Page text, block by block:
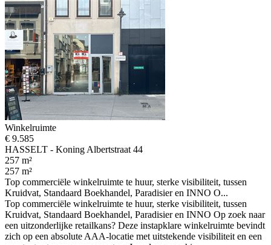
Winkelruimte
€ 9.585
HASSELT - Koning Albertstraat 44
257 m²
257 m²
Top commerciële winkelruimte te huur, sterke visibiliteit, tussen
Kruidvat, Standaard Boekhandel, Paradisier en INNO O...
Top commerciële winkelruimte te huur, sterke visibiliteit, tussen
Kruidvat, Standaard Boekhandel, Paradisier en INNO Op zoek naar
een uitzonderlijke retailkans? Deze instapklare winkelruimte bevindt
zich op een absolute AAA-locatie met uitstekende visibiliteit en een